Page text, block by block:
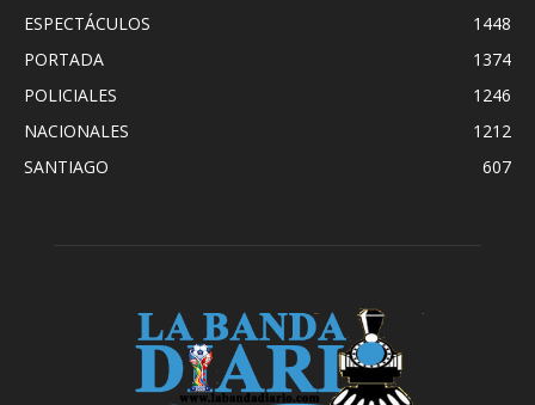
ESPECTÁCULOS
1448
PORTADA
1374
POLICIALES
1246
NACIONALES
1212
SANTIAGO
607